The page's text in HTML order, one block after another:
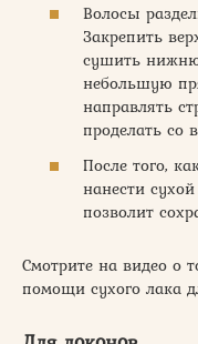
Волосы
Закрепить
сушить
небольшую
направлять
проделать со
После того,
нанести
позволит
Смотрите на видео о
помощи сухого лака